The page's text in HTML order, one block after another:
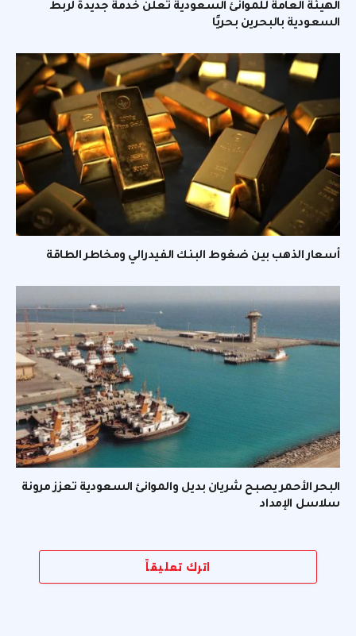
الهيئة العامة للموانئ السعودية تعلن خدمة جديدة لربط
السعودية بالبحرين بحريًا
أسعار الذهب بين ضغوط البنك الفيدرالي ومخاطر الطاقة
البحر الأحمر يصبح شريان بديل والموانئ السعودية تعزز مرونة
سلاسل الإمداد
اترك تعليقاً